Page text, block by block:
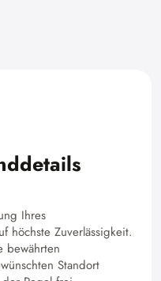
Ihres
höchste Zuverlässigkeit.
bewährten
Standort